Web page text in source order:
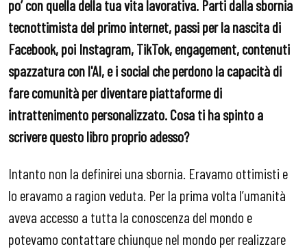
po’ con quella della tua vita lavorativa. Parti dalla sbornia
tecnottimista del primo internet, passi per la nascita di
Facebook, poi Instagram, TikTok, engagement, contenuti
spazzatura con l'AI, e i social che perdono la capacità di
fare comunità per diventare piattaforme di
intrattenimento personalizzato. Cosa ti ha spinto a
scrivere questo libro proprio adesso?
Intanto non la definirei una sbornia. Eravamo ottimisti e
lo eravamo a ragion veduta. Per la prima volta l’umanità
aveva accesso a tutta la conoscenza del mondo e
potevamo contattare chiunque nel mondo per realizzare